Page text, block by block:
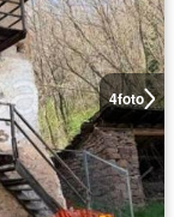
4foto